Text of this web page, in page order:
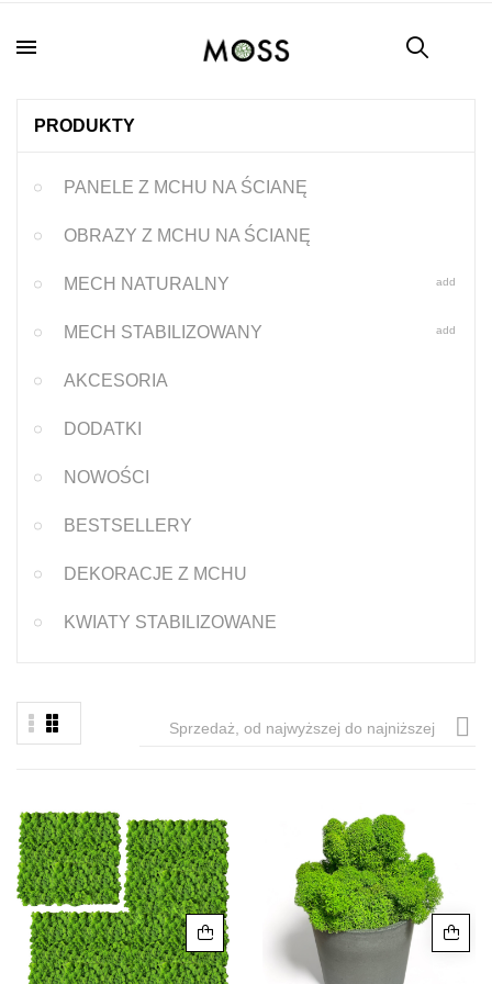
PRODUKTY
PANELE Z MCHU NA ŚCIANĘ
OBRAZY Z MCHU NA ŚCIANĘ
MECH NATURALNY add
MECH STABILIZOWANY add
AKCESORIA
DODATKI
NOWOŚCI
BESTSELLERY
DEKORACJE Z MCHU
KWIATY STABILIZOWANE
Sprzedaż, od najwyższej do najniższej 